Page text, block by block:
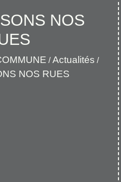
NOS
/Actualités /
NOS RUES